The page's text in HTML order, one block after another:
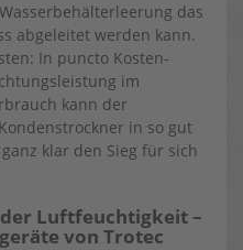
das
abgeleitet werden kann.
In puncto Kosten-
im
kann der
in so gut
klar den Sieg für sich
Luftfeuchtigkeit –
von Trotec